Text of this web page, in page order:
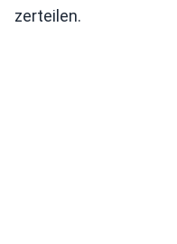
zerteilen.